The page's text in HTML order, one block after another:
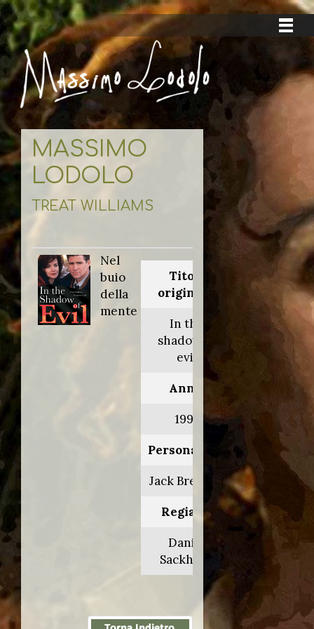
MASSIMO
LODOLO
TREAT WILLIAMS
Nel
buio
della
mente
Titolo
originale:
In the
shadow of
evil
Anno:
1995
Personaggio:
Jack Brenner
Regia di:
Daniel
Sackheim